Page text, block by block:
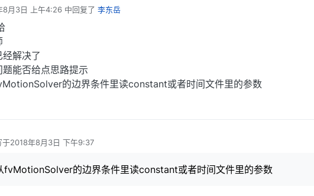
8月3日 上午4:26 中回复了 李东岳
解决了
能否给点思路提示
的边界条件里读constant或者时间文件里的参数
于2018年8月3日 下午9:37
后由 编辑
fvMotionSolver的边界条件里读constant或者时间文件里的参数